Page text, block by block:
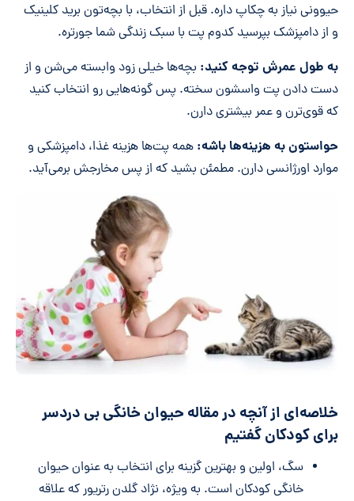
حیوونی نیاز به چکاپ داره. قبل از انتخاب، با بچه‌تون برید کلینیک
و از دامپزشک بپرسید کدوم پت با سبک زندگی شما جورتره.
به طول عمرش توجه کنید: بچه‌ها خیلی زود وابسته می‌شن و از
دست دادن پت واسشون سخته. پس گونه‌هایی رو انتخاب کنید
که قوی‌ترن و عمر بیشتری دارن.
حواستون به هزینه‌ها باشه: همه پت‌ها هزینه غذا، دامپزشکی و
موارد اورژانسی دارن. مطمئن بشید که از پس مخارجش برمی‌آید.
خلاصه‌ای از آنچه در مقاله حیوان خانگی بی دردسر
برای کودکان گفتیم
سگ، اولین و بهترین گزینه برای انتخاب به عنوان حیوان
خانگی کودکان است. به ویژه، نژاد گلدن رتریور که علاقه